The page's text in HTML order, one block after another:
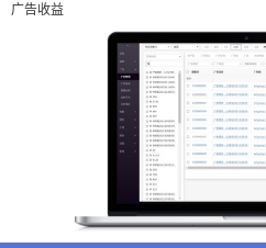
广告收益